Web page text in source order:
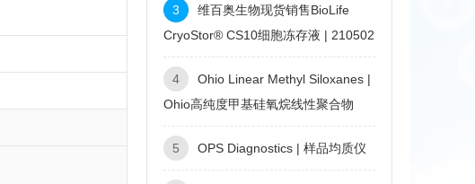
3
维百奥生物现货销售BioLife
CryoStor® CS10细胞冻存液 | 210502
4
Ohio Linear Methyl Siloxanes |
Ohio高纯度甲基硅氧烷线性聚合物
5 OPS Diagnostics | 样品均质仪